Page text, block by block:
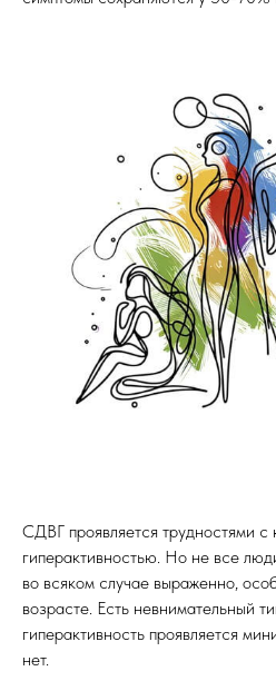
СДВГ проявляется трудностями
гиперактивностью. Но не все
во всяком случае выраженно,
возрасте. Есть невнимательный
гиперактивность проявляется
нет.